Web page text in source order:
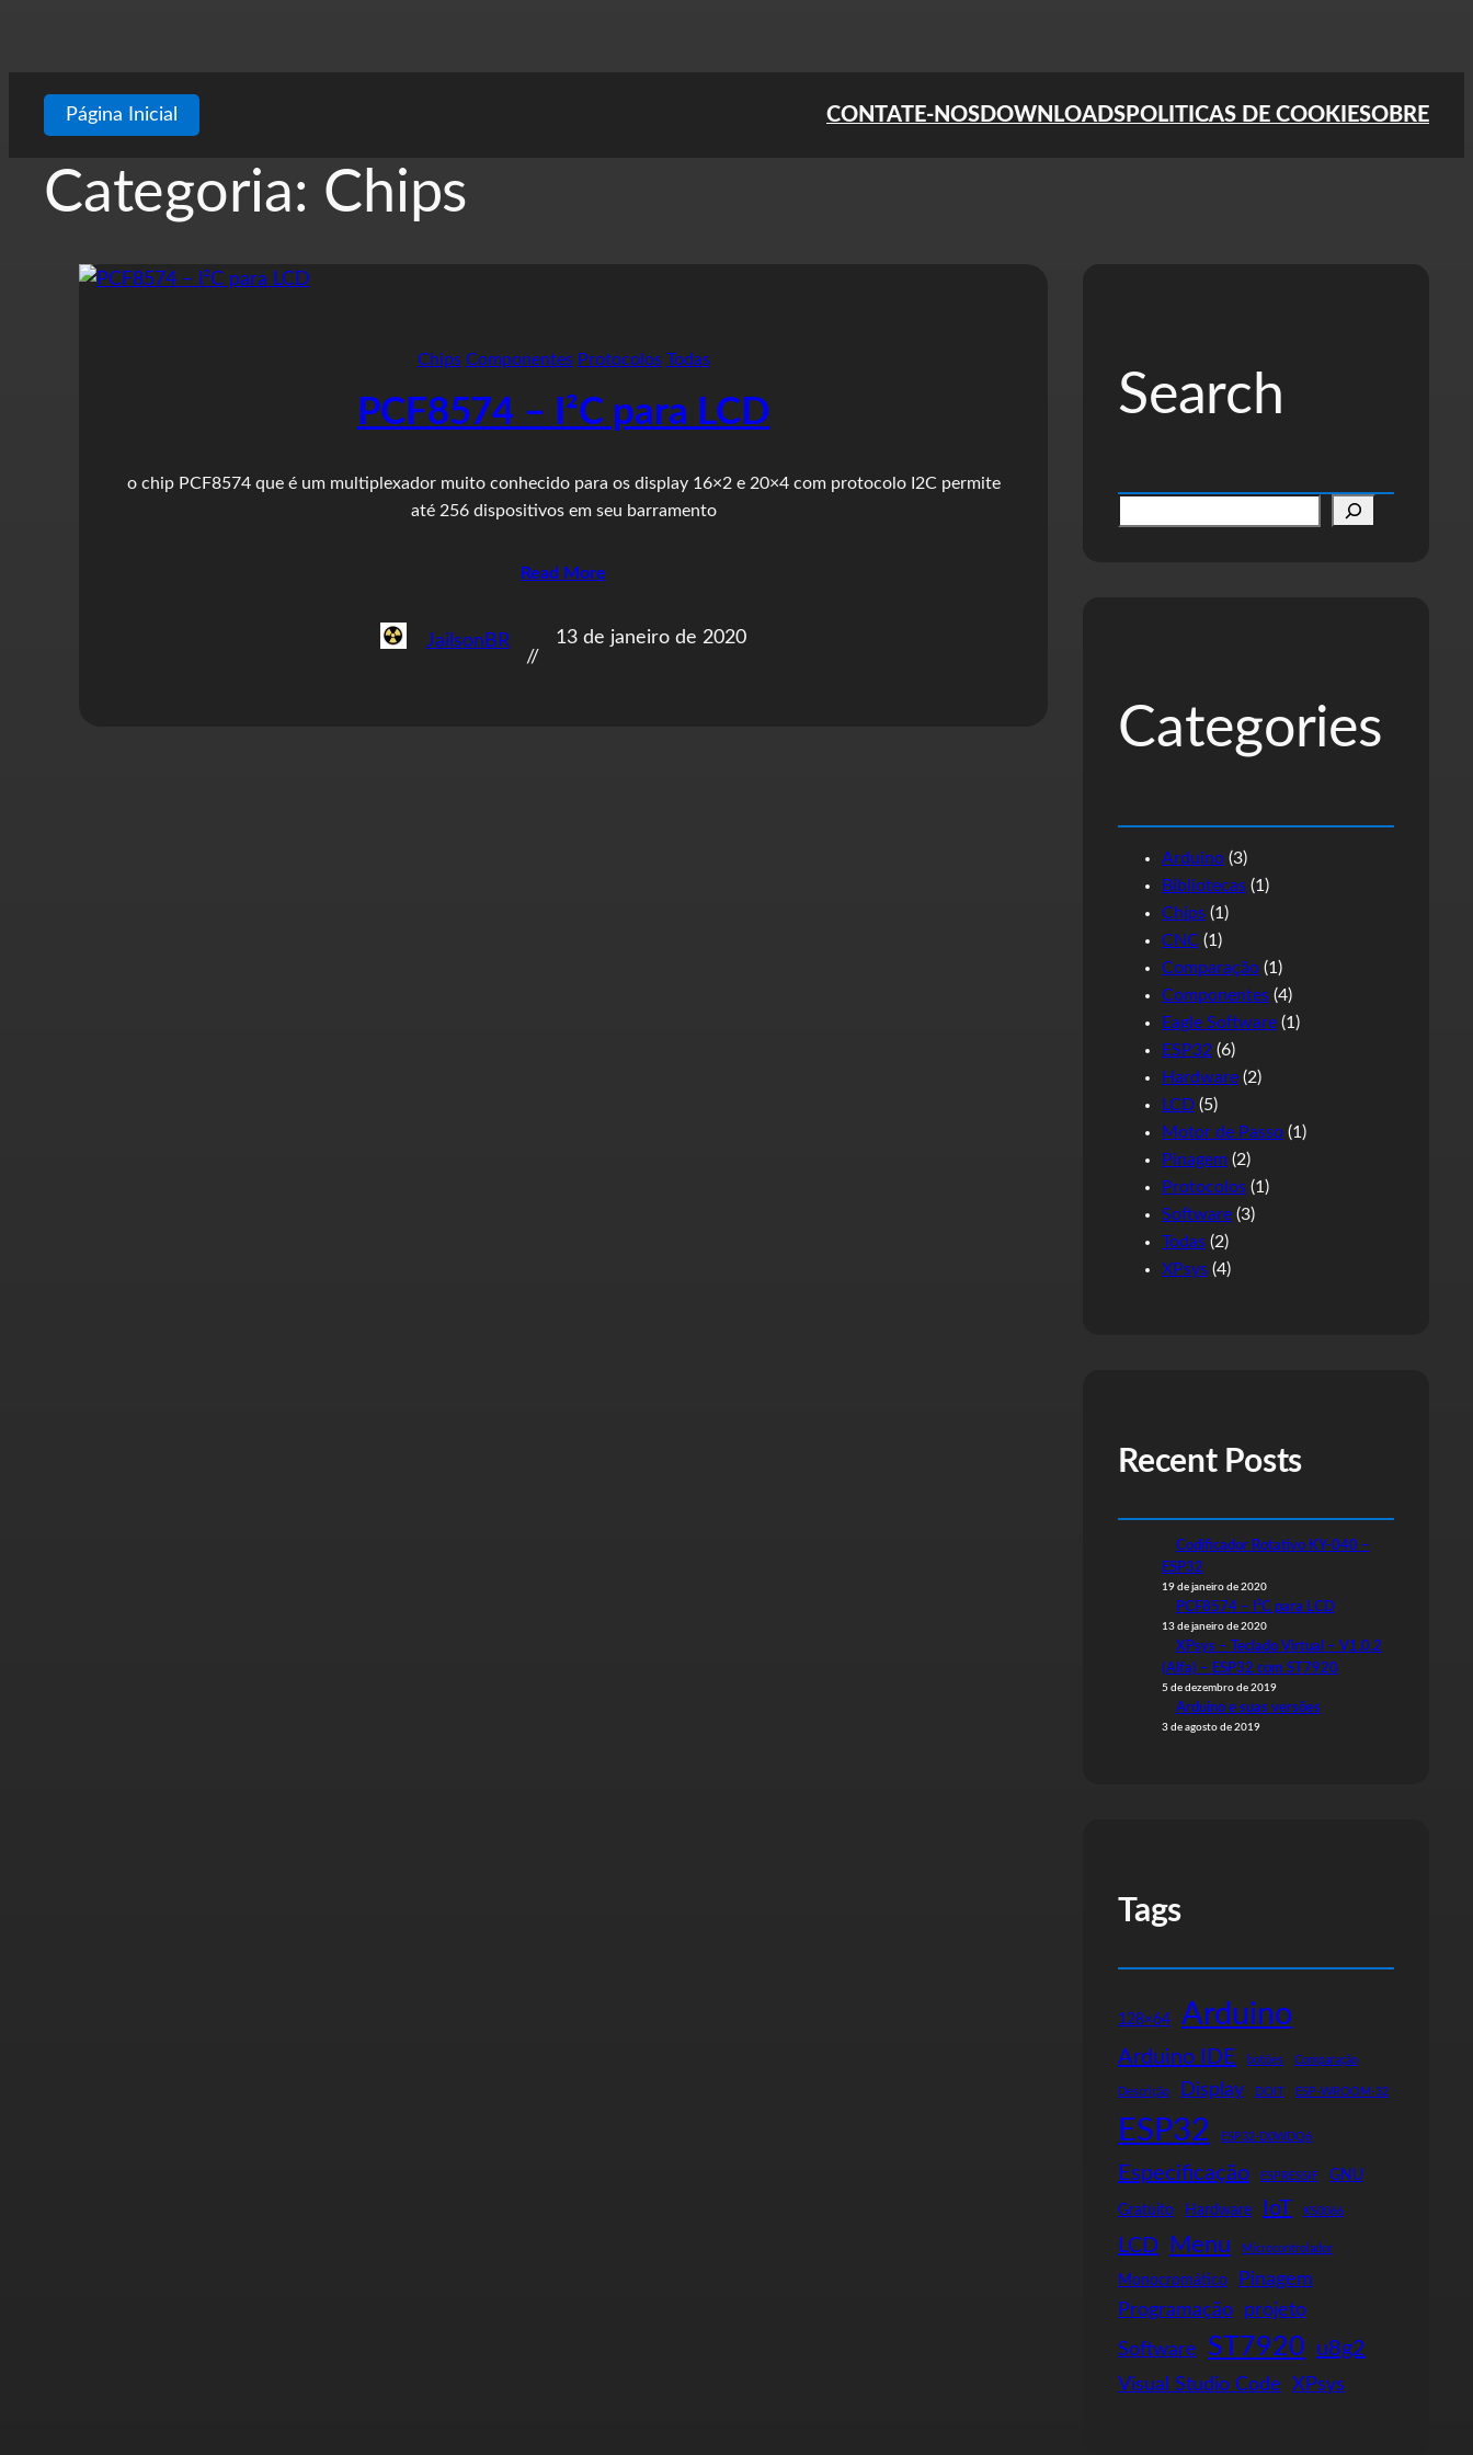
Página Inicial CONTATE-NOS DOWNLOADS POLITICAS DE COOKIESOBRE
Categoria: Chips
Chips Componentes Protocolos Todas
PCF8574 – I²C para LCD
o chip PCF8574 que é um multiplexador muito conhecido para os display 16×2 e 20×4 com protocolo I2C permite
até 256 dispositivos em seu barramento
Read More
JailsonBR
//
13 de janeiro de 2020
Search
a
Categories
Arduino (3)
Bibliotecas (1)
Chips (1)
CNC (1)
Comparação (1)
Componentes (4)
Eagle Software (1)
ESP32 (6)
Hardware (2)
LCD (5)
Motor de Passo (1)
Pinagem (2)
Protocolos (1)
Software (3)
Todas (2)
XPsys (4)
Recent Posts
Codificador Rotativo KY-040 –
ESP32
19 de janeiro de 2020
PCF8574 – I²C para LCD
13 de janeiro de 2020
XPsys – Teclado Virtual – V1.0.2
(Alfa) – ESP32 com ST7920
5 de dezembro de 2019
Arduino e suas versões
3 de agosto de 2019
Tags
128×64 Arduino
Arduino IDE botões Comparação
Descrição Display DOIT ESP-WROOM-32
ESP32 ESP32-D0WDQ6
Especificação ESPRESSIF GNU
Gratuito Hardware IoT KS0066
LCD Menu Microcontrolador
Monocromático
Pinagem
Programação
projeto
Software ST7920 u8g2
Visual Studio Code XPsys